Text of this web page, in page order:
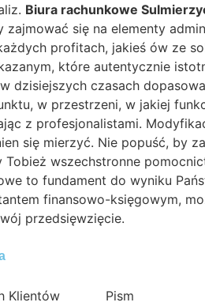
Biura rachunkowe
się na elementy
profitach, jakieś ów ze
które autentycznie
dzisiejszych czasach
w przestrzeni, w jakiej
z profesjonalistami.
się mierzyć. Nie popuść, by
wszechstronne
to fundament do wyniku
finansowo-księgowym,
przedsięwzięcie.
Klientów
Pism